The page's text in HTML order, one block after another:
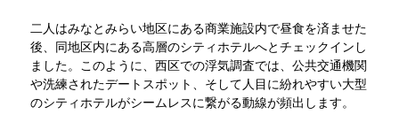
二人はみなとみらい地区にある商業施設内で昼食を済ませた
後、同地区内にある高層のシティホテルへとチェックインし
ました。このように、西区での浮気調査では、公共交通機関
や洗練されたデートスポット、そして人目に紛れやすい大型
のシティホテルがシームレスに繋がる動線が頻出します。